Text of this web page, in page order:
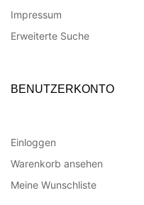
Impressum
Erweiterte Suche
BENUTZERKONTO
Einloggen
Warenkorb ansehen
Meine Wunschliste